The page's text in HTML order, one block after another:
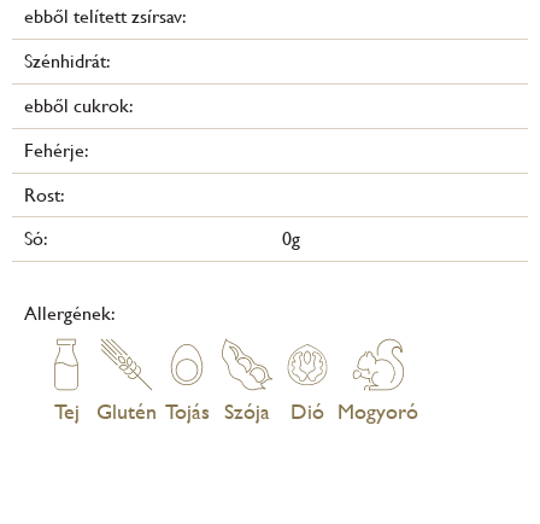
ebből telített zsírsav:
Szénhidrát:
ebből cukrok:
Fehérje:
Rost:
Só:
0g
Allergének:
Tej Glutén Tojás Szója Dió Mogyoró